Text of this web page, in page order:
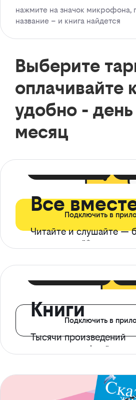
нажмите на значок микрофона,
название – и книга найдется
Выберите
оплачивайте
удобно -
месяц
Все
Читайте и слушайте —
ограничений*
Подключить в
Книги
Тысячи произведений
с доступом офлайн
Подключить в